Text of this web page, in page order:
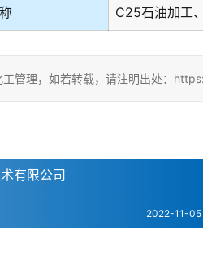
C25石油加工
工管理，如若转载，请注明出处：
有限公司
2022-11-05